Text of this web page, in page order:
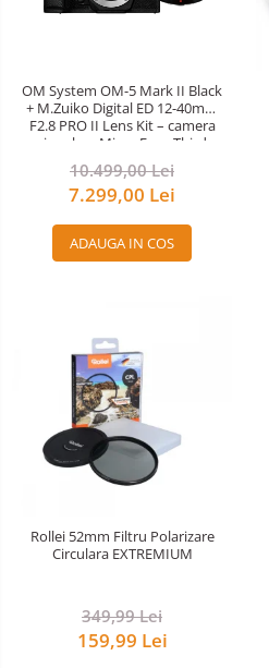
OM System OM-5 Mark II Black
+ M.Zuiko Digital ED 12-40mm
F2.8 PRO II Lens Kit – camera
mirrorless Micro Four Thirds
20.4MP
10.499,00 Lei
7.299,00 Lei
ADAUGA IN COS
Rollei 52mm Filtru Polarizare
Circulara EXTREMIUM
349,99 Lei
159,99 Lei